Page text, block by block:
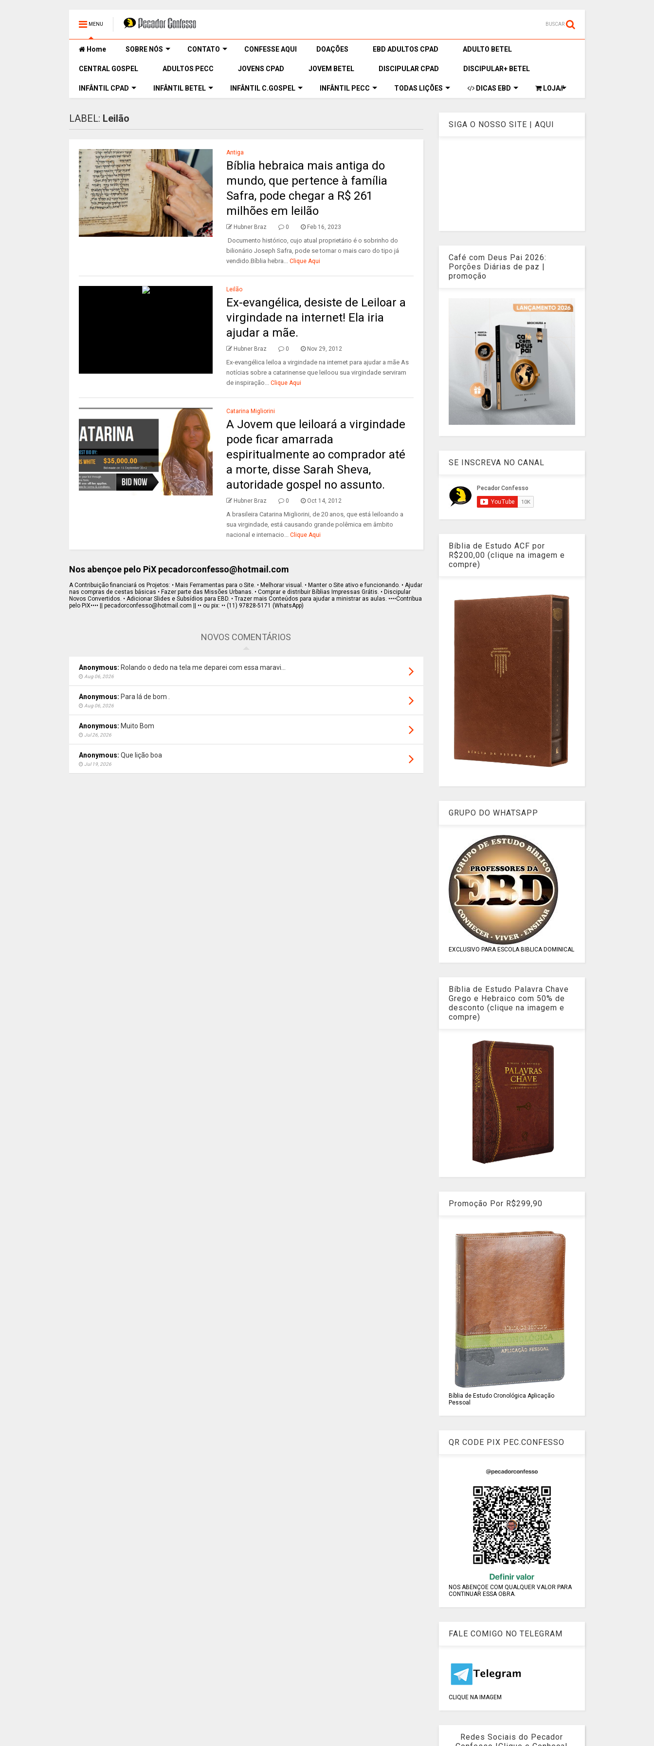
MENU BUSCAR
Home SOBRE NÓS CONTATO CONFESSE AQUI DOAÇÕES EBD ADULTOS CPAD ADULTO BETEL
CENTRAL GOSPEL ADULTOS PECC JOVENS CPAD JOVEM BETEL DISCIPULAR CPAD DISCIPULAR+ BETEL
INFÂNTIL CPAD INFÂNTIL BETEL INFÂNTIL C.GOSPEL INFÂNTIL PECC TODAS LIÇÕES DICAS EBD LOJA//
LABEL: Leilão
Antiga
Bíblia hebraica mais antiga do
mundo, que pertence à família
Safra, pode chegar a R$ 261
milhões em leilão
Hubner Braz 0 Feb 16, 2023
Documento histórico, cujo atual proprietário é o sobrinho do
bilionário Joseph Safra, pode se tornar o mais caro do tipo já
vendido.Bíblia hebra... Clique Aqui
Leilão
Ex-evangélica, desiste de Leiloar a
virgindade na internet! Ela iria
ajudar a mãe.
Hubner Braz 0 Nov 29, 2012
Ex-evangélica leiloa a virgindade na internet para ajudar a mãe As
notícias sobre a catarinense que leiloou sua virgindade serviram
de inspiração... Clique Aqui
Catarina Migliorini
A Jovem que leiloará a virgindade
pode ficar amarrada
espiritualmente ao comprador até
a morte, disse Sarah Sheva,
autoridade gospel no assunto.
Hubner Braz 0 Oct 14, 2012
A brasileira Catarina Migliorini, de 20 anos, que está leiloando a
sua virgindade, está causando grande polêmica em âmbito
nacional e internacio... Clique Aqui
Nos abençoe pelo PiX pecadorconfesso@hotmail.com
A Contribuição financiará os Projetos: • Mais Ferramentas para o Site. • Melhorar visual. • Manter o Site ativo e funcionando. • Ajudar
nas compras de cestas básicas • Fazer parte das Missões Urbanas. • Comprar e distribuir Bíblias Impressas Grátis. • Discipular
Novos Convertidos. • Adicionar Slides e Subsídios para EBD. • Trazer mais Conteúdos para ajudar a ministrar as aulas. ••••Contribua
pelo PiX•••• || pecadorconfesso@hotmail.com || •• ou pix: •• (11) 97828-5171 (WhatsApp)
NOVOS COMENTÁRIOS
Anonymous: Rolando o dedo na tela me deparei com essa maravi...
Aug 06, 2026
Anonymous: Para lá de bom .
Aug 06, 2026
Anonymous: Muito Bom
Jul 26, 2026
Anonymous: Que lição boa
Jul 19, 2026
SIGA O NOSSO SITE | AQUI
Café com Deus Pai 2026:
Porções Diárias de paz |
promoção
SE INSCREVA NO CANAL
Bíblia de Estudo ACF por
R$200,00 (clique na imagem e
compre)
GRUPO DO WHATSAPP
EXCLUSIVO PARA ESCOLA BIBLICA DOMINICAL
Bíblia de Estudo Palavra Chave
Grego e Hebraico com 50% de
desconto (clique na imagem e
compre)
Promoção Por R$299,90
Bíblia de Estudo Cronológica Aplicação
Pessoal
QR CODE PIX PEC.CONFESSO
NOS ABENÇOE COM QUALQUER VALOR PARA
CONTINUAR ESSA OBRA.
FALE COMIGO NO TELEGRAM
CLIQUE NA IMAGEM
Redes Sociais do Pecador